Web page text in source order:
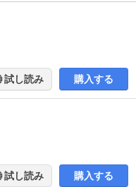
試し読み 購入する
試し読み 購入する